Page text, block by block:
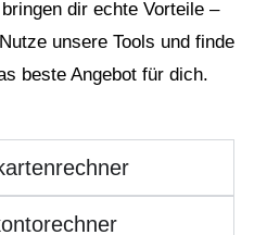
dir echte Vorteile –
unsere Tools und finde
beste Angebot für dich.